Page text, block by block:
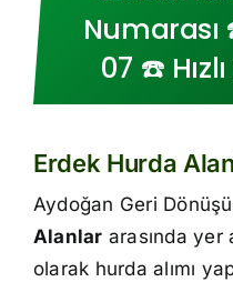
Numarası
07 ☎️
Erdek Hurda
Aydoğan Geri
Alanlar arasında yer
olarak hurda alımı